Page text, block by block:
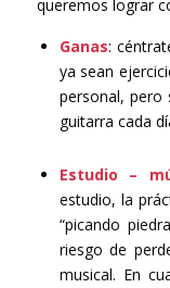
queremos lograr
Ganas:
ya sean
personal,
guitarra cada
Estudio –
estudio, la
“picando
riesgo de
musical. En